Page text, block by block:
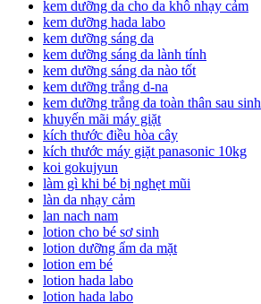
kem dưỡng da cho da khô nhạy cảm
kem dưỡng hada labo
kem dưỡng sáng da
kem dưỡng sáng da lành tính
kem dưỡng sáng da nào tốt
kem dưỡng trắng d-na
kem dưỡng trắng da toàn thân sau sinh
khuyến mãi máy giặt
kích thước điều hòa cây
kích thước máy giặt panasonic 10kg
koi gokujyun
làm gì khi bé bị nghẹt mũi
làn da nhạy cảm
lan nach nam
lotion cho bé sơ sinh
lotion dưỡng ẩm da mặt
lotion em bé
lotion hada labo
lotion hada labo